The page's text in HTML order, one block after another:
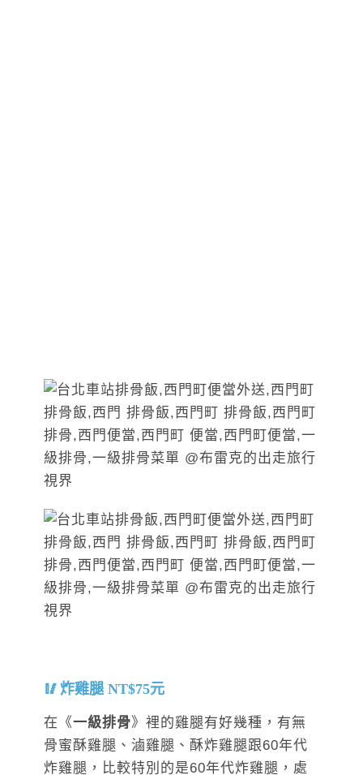
炸雞腿 NT$75元
在《一級排骨》裡的雞腿有好幾種，有無
骨蜜酥雞腿、滷雞腿、酥炸雞腿跟60年代
炸雞腿，比較特別的是60年代炸雞腿，處